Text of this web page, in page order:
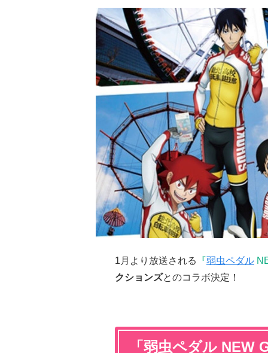
1月より放送される 『弱虫ペダル
クションズとのコラボ決定！
「弱虫ペダル NEW